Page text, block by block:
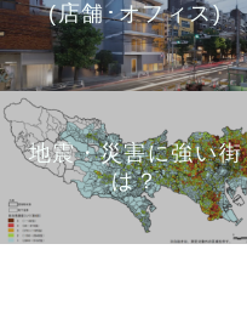
(店舗･オフィス)
地震・災害に強い街
は？